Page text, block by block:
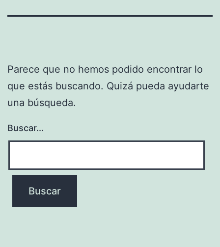
Parece que no hemos podido encontrar lo
que estás buscando. Quizá pueda ayudarte
una búsqueda.
Buscar...